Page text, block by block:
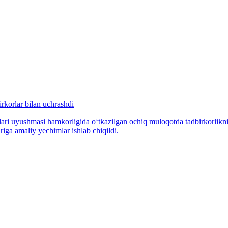
bilan uchrashdi
uyushmasi hamkorligida o‘tkazilgan ochiq muloqotda
amaliy yechimlar ishlab chiqildi.